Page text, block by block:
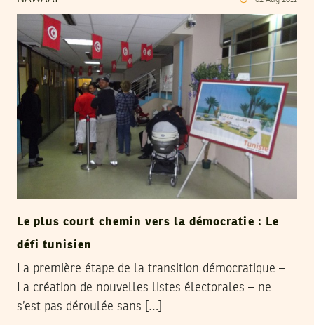
Le plus court chemin vers la démocratie : Le
défi tunisien
La première étape de la transition démocratique –
La création de nouvelles listes électorales – ne
s’est pas déroulée sans […]